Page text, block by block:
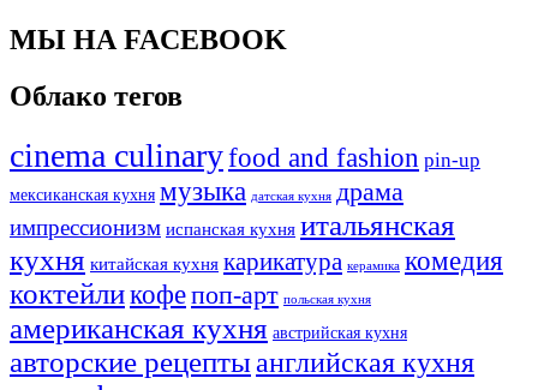
МЫ НА FACEBOOK
Облако тегов
cinema culinaryfood аnd fashion pin-up
мексиканская кухня музыка датская кухня драма
импрессионизм испанская кухня итальянская
кухня китайская кухня карикатура керамика комедия
коктейликофепоп-арт польская кухня
американская кухня австрийская кухня
авторские рецептыанглийская кухня